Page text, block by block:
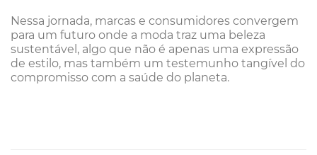
Nessa jornada, marcas e consumidores convergem
para um futuro onde a moda traz uma beleza
sustentável, algo que não é apenas uma expressão
de estilo, mas também um testemunho tangível do
compromisso com a saúde do planeta.